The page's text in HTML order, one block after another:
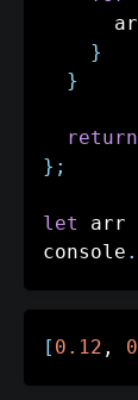
}
}
return
} ;
let arr
console .
[ 0.12 ,